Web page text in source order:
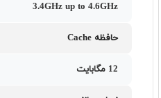
3.4GHz up to 4.6GHz
حافظه Cache
12 مگابایت